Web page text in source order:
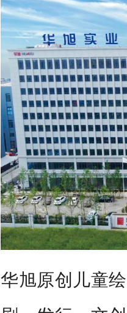
华旭原创儿童